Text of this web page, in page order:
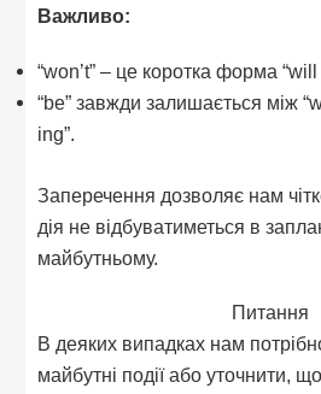
Важливо:
“won’t” – це коротка форма “will
“be” завжди залишається між
ing”.
Заперечення дозволяє нам
дія не відбуватиметься в
майбутньому.
Питання
В деяких випадках нам
майбутні події або уточнити,